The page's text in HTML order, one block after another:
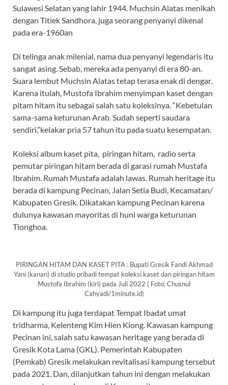
Sulawesi Selatan yang lahir 1944. Muchsin Alatas menikah
dengan Titiek Sandhora, juga seorang penyanyi dikenal
pada era-1960an
Di telinga anak milenial, nama dua penyanyi legendaris itu
sangat asing. Sebab, mereka ada penyanyi di era 80-an.
Suara lembut Muchsin Alatas tetap terasa enak di dengar.
Karena itulah, Mustofa Ibrahim menyimpan kaset dengan
pitam hitam itu sebagai salah satu koleksinya. “Kebetulan
sama-sama keturunan Arab. Sudah seperti saudara
sendiri,”kelakar pria 57 tahun itu pada suatu kesempatan.
Koleksi album kaset pita, piringan hitam, radio serta
pemutar piringan hitam berada di garasi rumah Mustafa
Ibrahim. Rumah Mustafa adalah lawas. Rumah heritage itu
berada di kampung Pecinan, Jalan Setia Budi, Kecamatan/
Kabupaten Gresik. Dikatakan kampung Pecinan karena
dulunya kawasan mayoritas di huni warga keturunan
Tionghoa.
PIRINGAN HITAM DAN KASET PITA : Bupati Gresik Fandi Akhmad
Yani (kanan) di studio pribadi tempat koleksi kaset dan piringan hitam
Mustofa Ibrahim (kiri) pada Juli 2022 ( Foto: Chusnul
Cahyadi/1minute.id)
Di kampung itu juga terdapat Tempat Ibadat umat
tridharma, Kelenteng Kim Hien Kiong. Kawasan kampung
Pecinan ini, salah satu kawasan heritage yang berada di
Gresik Kota Lama (GKL). Pemerintah Kabupaten
(Pemkab) Gresik melakukan revitalisasi kampung tersebut
pada 2021. Dan, dilanjutkan tahun ini dengan melakukan